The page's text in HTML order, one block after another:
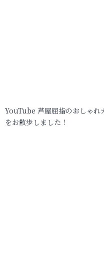
YouTube 芦屋屈指のおしゃれ
をお散歩しました！